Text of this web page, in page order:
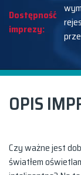
Dostępność
imprezy:
OPIS
Czy ważne jest
światłem